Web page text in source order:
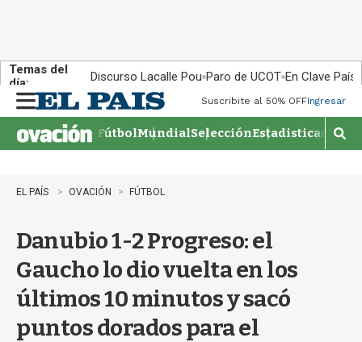
Temas del
día:
Discurso Lacalle Pou Paro de UCOT En Clave País
n
u
Suscribite al 50% OFFIngresar
FútbolMundialSelecciónEstadisticas
M
o
EL PAÍS OVACIÓN FÚTBOL
Danubio 1-2 Progreso: el
Gaucho lo dio vuelta en los
últimos 10 minutos y sacó
puntos dorados para el